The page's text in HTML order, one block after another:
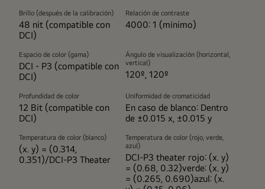
Brillo (después de la calibración)
48 nit (compatible con
DCI)
Relación de contraste
4000: 1 (mínimo)
Espacio de color (gama)
DCI - P3 (compatible con
DCI)
Ángulo de visualización (horizontal,
vertical)
120º, 120º
Profundidad de color
12 Bit (compatible con
DCI)
Uniformidad de cromaticidad
En caso de blanco: Dentro
de ±0.015 x, ±0.015 y
Temperatura de color (blanco)
(x. y) = (0.314,
0.351)/DCI-P3 Theater
Temperatura de color (rojo, verde,
azul)
DCI-P3 theater rojo: (x. y)
= (0.68, 0.32)verde: (x. y)
= (0.265, 0.690)azul: (x.